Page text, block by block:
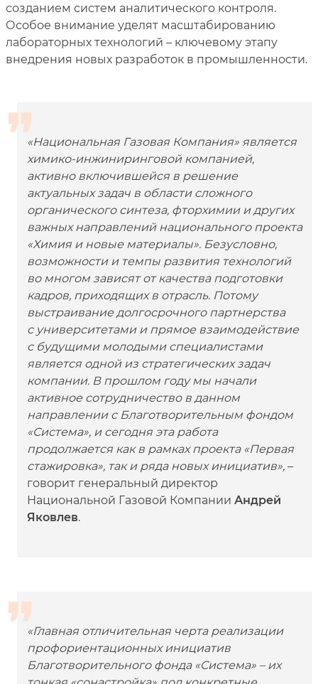
созданием систем аналитического контроля.
Особое внимание уделят масштабированию
лабораторных технологий – ключевому этапу
внедрения новых разработок в промышленности.
«Национальная Газовая Компания» является
химико‑инжиниринговой компанией,
активно включившейся в решение
актуальных задач в области сложного
органического синтеза, фторхимии и других
важных направлений национального проекта
«Химия и новые материалы». Безусловно,
возможности и темпы развития технологий
во многом зависят от качества подготовки
кадров, приходящих в отрасль. Потому
выстраивание долгосрочного партнерства
с университетами и прямое взаимодействие
с будущими молодыми специалистами
является одной из стратегических задач
компании. В прошлом году мы начали
активное сотрудничество в данном
направлении с Благотворительным фондом
«Система», и сегодня эта работа
продолжается как в рамках проекта «Первая
стажировка», так и ряда новых инициатив», –
говорит генеральный директор
Национальной Газовой Компании Андрей
Яковлев.
«Главная отличительная черта реализации
профориентационных инициатив
Благотворительного фонда «Система» – их